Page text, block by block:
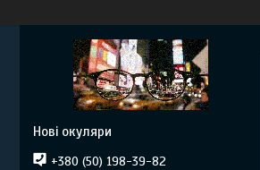
Нові окуляри
+380 (50) 198-39-82